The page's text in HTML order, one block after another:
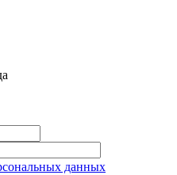
данных